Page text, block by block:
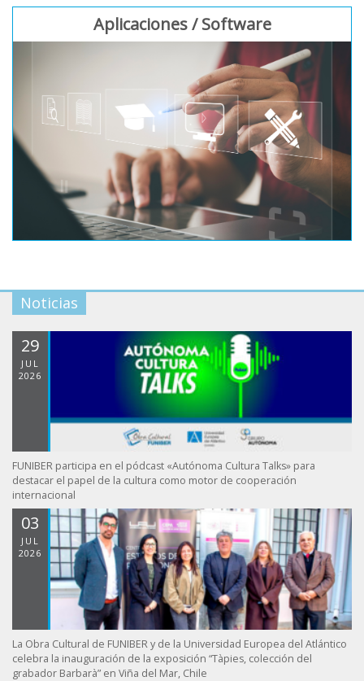
Aplicaciones / Software
Noticias
29
JUL
2026
FUNIBER participa en el pódcast «Autónoma Cultura Talks» para
destacar el papel de la cultura como motor de cooperación
internacional
03
JUL
2026
La Obra Cultural de FUNIBER y de la Universidad Europea del Atlántico
celebra la inauguración de la exposición “Tàpies, colección del
grabador Barbarà” en Viña del Mar, Chile